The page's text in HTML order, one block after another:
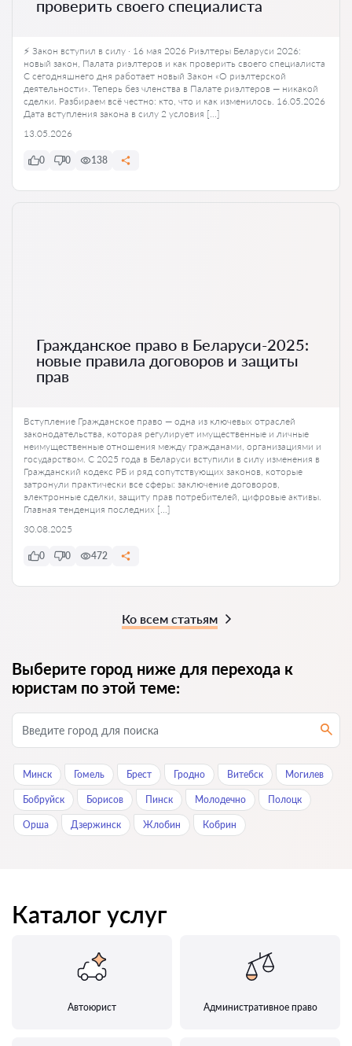
проверить своего специалиста
⚡ Закон вступил в силу · 16 мая 2026 Риэлтеры Беларуси 2026:
новый закон, Палата риэлтеров и как проверить своего специалиста
С сегодняшнего дня работает новый Закон «О риэлтерской
деятельности». Теперь без членства в Палате риэлтеров — никакой
сделки. Разбираем всё честно: кто, что и как изменилось. 16.05.2026
Дата вступления закона в силу 2 условия […]
13.05.2026
0 0 138
Гражданское право в Беларуси-2025:
новые правила договоров и защиты
прав
Вступление Гражданское право — одна из ключевых отраслей
законодательства, которая регулирует имущественные и личные
неимущественные отношения между гражданами, организациями и
государством. С 2025 года в Беларуси вступили в силу изменения в
Гражданский кодекс РБ и ряд сопутствующих законов, которые
затронули практически все сферы: заключение договоров,
электронные сделки, защиту прав потребителей, цифровые активы.
Главная тенденция последних […]
30.08.2025
0 0 472
Ко всем статьям
Выберите город ниже для перехода к
юристам по этой теме:
Минск Гомель Брест Гродно Витебск Могилев
Бобруйск Борисов Пинск Молодечно Полоцк
Орша Дзержинск Жлобин Кобрин
Каталог услуг
Автоюрист Административное право